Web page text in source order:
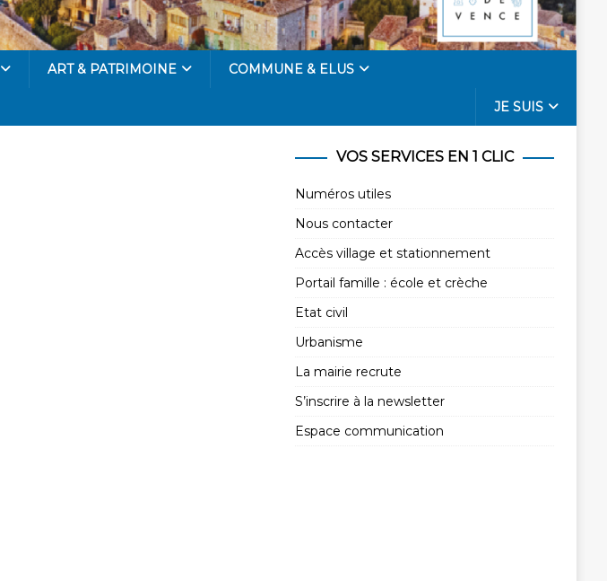
ART & PATRIMOINE COMMUNE & ELUS
JE SUIS
VOS SERVICES EN 1 CLIC
Numéros utiles
Nous contacter
Accès village et stationnement
Portail famille : école et crèche
Etat civil
Urbanisme
La mairie recrute
S’inscrire à la newsletter
Espace communication